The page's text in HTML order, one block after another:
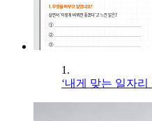
1.
‘내게 맞는 일자